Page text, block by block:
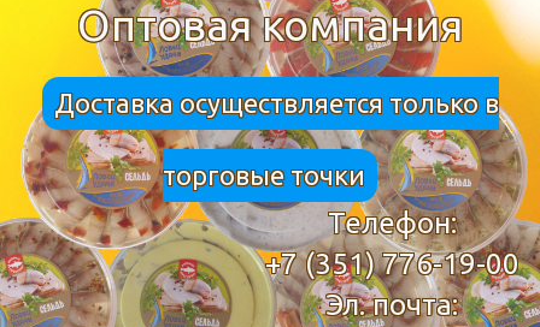
Оптовая компания
Доставка осуществляется только в
торговые точки
Телефон:
+7 (351) 776-19-00
Эл. почта: